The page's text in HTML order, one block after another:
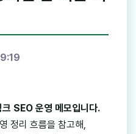
SEO 운영 메모입니다.
정리 흐름을 참고해,